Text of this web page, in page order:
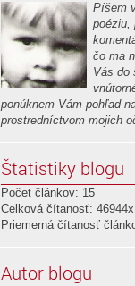
Píšem
poéziu,
čo ma
Vás do
ponúknem Vám pohľad
prostredníctvom mojich
Štatistiky blogu
Počet článkov: 15
Celková čítanosť: 46944x
Priemerná čítanosť
Autor blogu